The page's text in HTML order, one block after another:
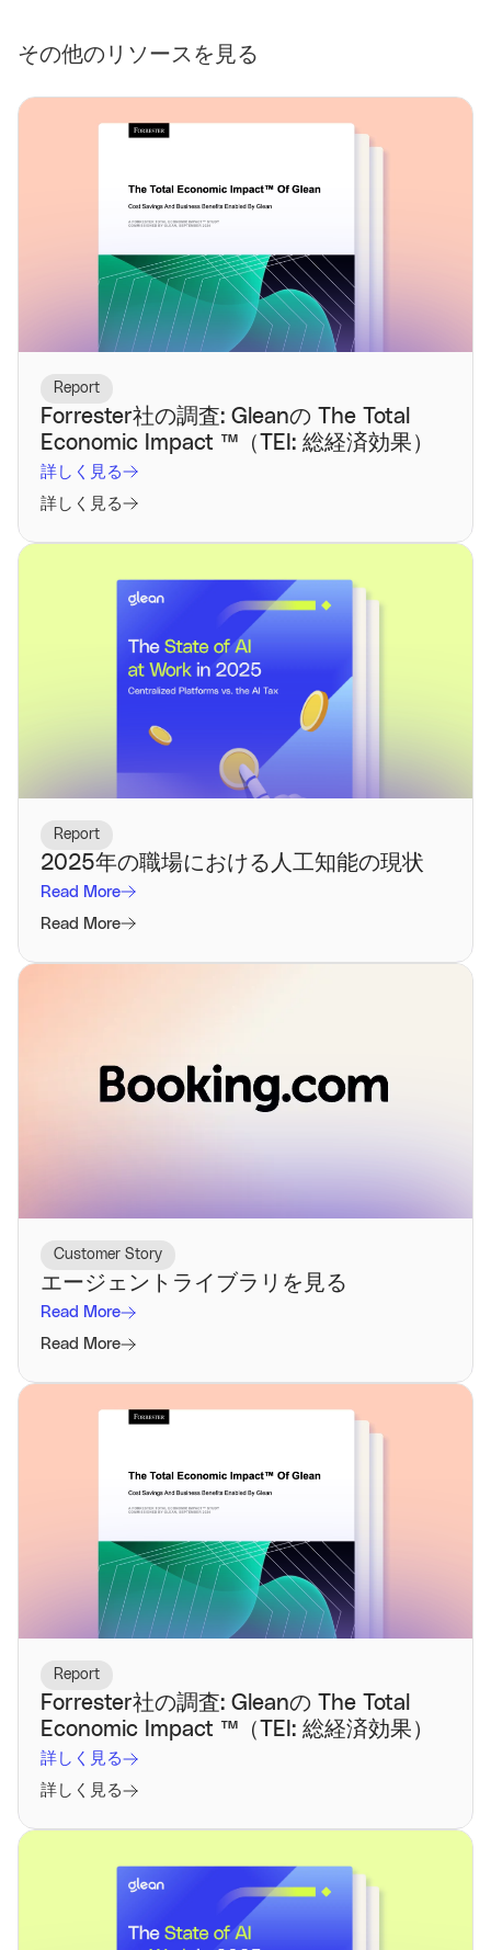
その他のリソースを見る
Report
Forrester社の調査: Gleanの The Total
Economic Impact ™️（TEI: 総経済効果）
詳しく見る
詳しく見る
Report
2025年の職場における人工知能の現状
Read More
Read More
Customer Story
エージェントライブラリを見る
Read More
Read More
Report
Forrester社の調査: Gleanの The Total
Economic Impact ™️（TEI: 総経済効果）
詳しく見る
詳しく見る